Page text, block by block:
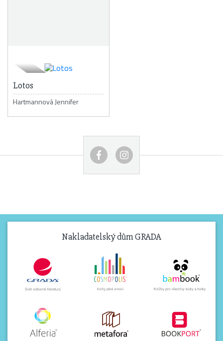
Lotos
Hartmannová Jennifer
Nakladatelský dům GRADA